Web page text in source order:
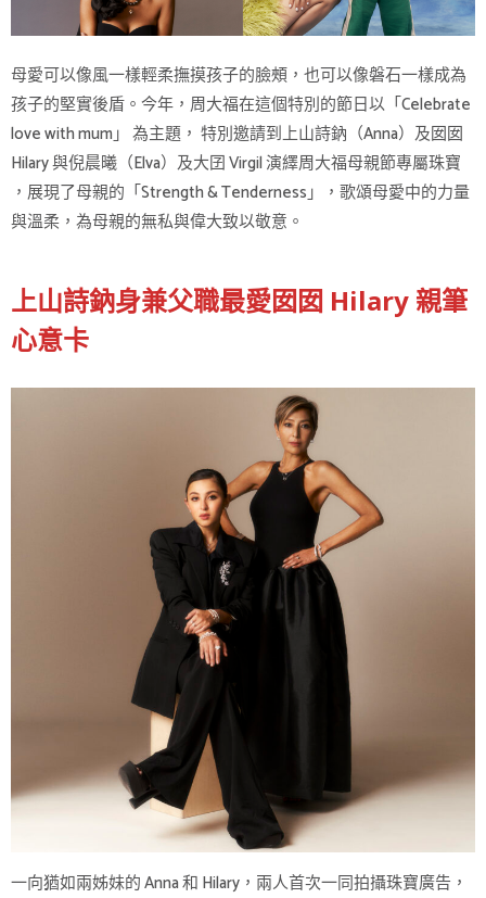
母愛可以像風一樣輕柔撫摸孩子的臉頰，也可以像磐石一樣成為
孩子的堅實後盾。今年，周大福在這個特別的節日以「Celebrate
love with mum」 為主題， 特別邀請到上山詩鈉（Anna）及囡囡
Hilary 與倪晨曦（Elva）及大囝 Virgil 演繹周大福母親節專屬珠寶
，展現了母親的「Strength & Tenderness」，歌頌母愛中的力量
與溫柔，為母親的無私與偉大致以敬意。
上山詩鈉身兼父職最愛囡囡 Hilary 親筆
心意卡
一向猶如兩姊妹的 Anna 和 Hilary，兩人首次一同拍攝珠寶廣告，